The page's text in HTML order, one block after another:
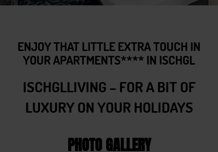
ENJOY THAT LITTLE EXTRA TOUCH IN
YOUR APARTMENTS**** IN ISCHGL
ISCHGLLIVING – FOR A BIT OF
LUXURY ON YOUR HOLIDAYS
PHOTO GALLERY